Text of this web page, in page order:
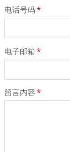
电话号码*
电子邮箱*
留言内容*